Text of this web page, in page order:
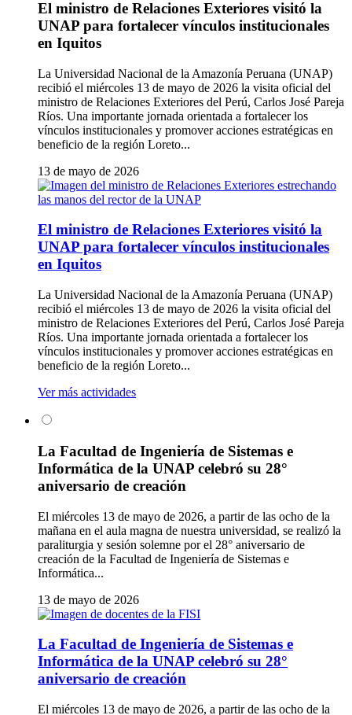
El ministro de Relaciones Exteriores visitó la
UNAP para fortalecer vínculos institucionales
en Iquitos
La Universidad Nacional de la Amazonía Peruana (UNAP)
recibió el miércoles 13 de mayo de 2026 la visita oficial del
ministro de Relaciones Exteriores del Perú, Carlos José Pareja
Ríos. Una importante jornada orientada a fortalecer los
vínculos institucionales y promover acciones estratégicas en
beneficio de la región Loreto...
13 de mayo de 2026
El ministro de Relaciones Exteriores visitó la
UNAP para fortalecer vínculos institucionales
en Iquitos
La Universidad Nacional de la Amazonía Peruana (UNAP)
recibió el miércoles 13 de mayo de 2026 la visita oficial del
ministro de Relaciones Exteriores del Perú, Carlos José Pareja
Ríos. Una importante jornada orientada a fortalecer los
vínculos institucionales y promover acciones estratégicas en
beneficio de la región Loreto...
Ver más actividades
La Facultad de Ingeniería de Sistemas e
Informática de la UNAP celebró su 28°
aniversario de creación
El miércoles 13 de mayo de 2026, a partir de las ocho de la
mañana en el aula magna de nuestra universidad, se realizó la
paraliturgia y sesión solemne por el 28° aniversario de
creación de la Facultad de Ingeniería de Sistemas e
Informática...
13 de mayo de 2026
La Facultad de Ingeniería de Sistemas e
Informática de la UNAP celebró su 28°
aniversario de creación
El miércoles 13 de mayo de 2026, a partir de las ocho de la